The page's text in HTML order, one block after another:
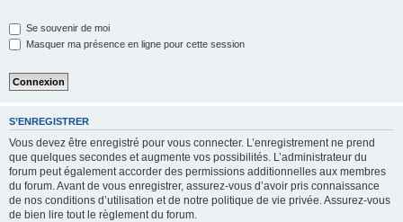
Se souvenir de moi
Masquer ma présence en ligne pour cette session
S’ENREGISTRER
Vous devez être enregistré pour vous connecter. L’enregistrement ne prend
que quelques secondes et augmente vos possibilités. L’administrateur du
forum peut également accorder des permissions additionnelles aux membres
du forum. Avant de vous enregistrer, assurez-vous d’avoir pris connaissance
de nos conditions d’utilisation et de notre politique de vie privée. Assurez-vous
de bien lire tout le règlement du forum.